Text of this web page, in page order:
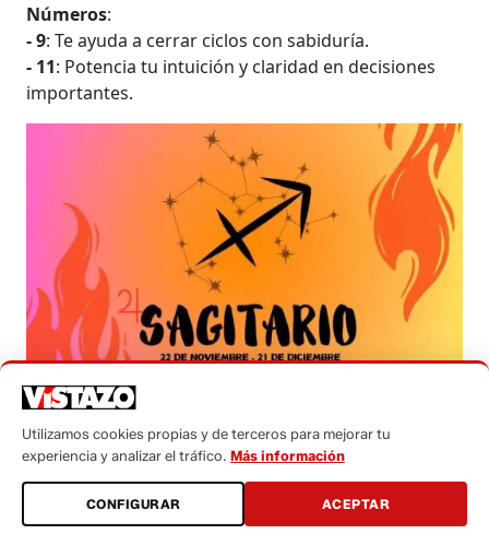
Números:
- 9: Te ayuda a cerrar ciclos con sabiduría.
- 11: Potencia tu intuición y claridad en decisiones
importantes.
SAGITARIO: Signo de fuego -
regido por 'el gigante del sistema
solar' Júpiter
¡Hola, Sagitario libre y luminoso!
Esta semana del
7 al 13 de abril de 2025,la chispa de Urano te inyecta
Utilizamos cookies propias y de terceros para mejorar tu
experiencia y analizar el tráfico. Más información
CONFIGURAR ACEPTAR